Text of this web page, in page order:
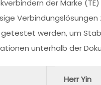
der Marke
werden, um
unterhalb der
Herr Yin